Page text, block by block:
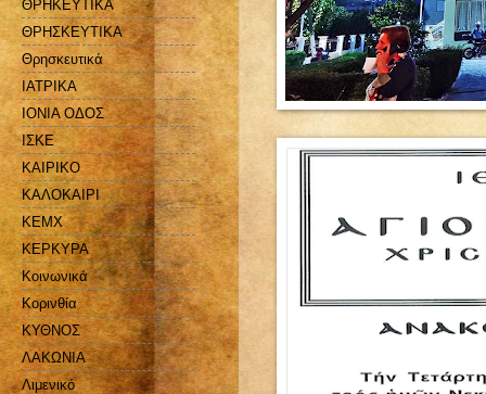
ΘΡΗΚΕΥΤΙΚΑ
ΘΡΗΣΚΕΥΤΙΚΑ
Θρησκευτικά
ΙΑΤΡΙΚΑ
ΙΟΝΙΑ ΟΔΟΣ
ΙΣΚΕ
ΚΑΙΡΙΚΟ
ΚΑΛΟΚΑΙΡΙ
ΚΕΜΧ
ΚΕΡΚΥΡΑ
Κοινωνικά
Κορινθία
ΚΥΘΝΟΣ
ΛΑΚΩΝΙΑ
Λιμενικό